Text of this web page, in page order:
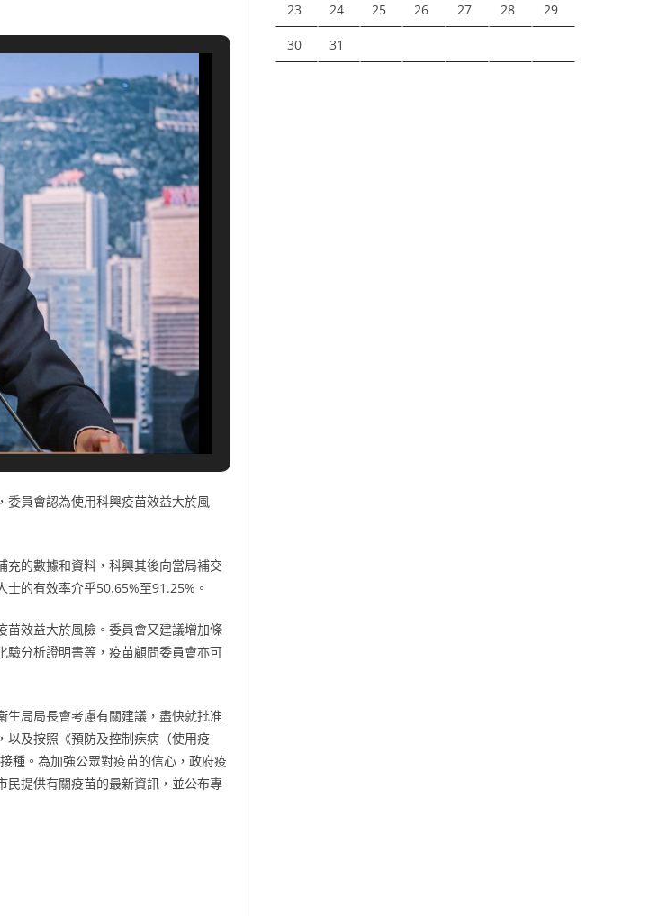
員會認為使用科興疫苗效益大於風
的數據和資料，科興其後向當局補交
的有效率介乎50.65%至91.25%。
苗效益大於風險。委員會又建議增加條
驗分析證明書等，疫苗顧問委員會亦可
局局長會考慮有關建議，盡快就批准
以及按照《預防及控制疾病（使用疫
種。為加強公眾對疫苗的信心，政府疫
民提供有關疫苗的最新資訊，並公布專
23 24 25 26 27 28 29
30 31